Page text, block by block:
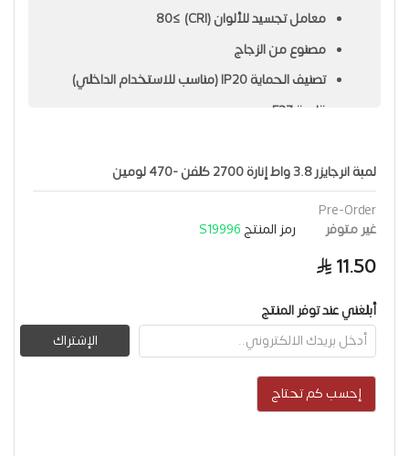
معامل تجسيد للألوان (CRI) ≥80
مصنوع من الزجاج
تصنيف الحماية IP20 (مناسب للاستخدام الداخلي)
قاعدة E27
الجهد: 220–240 فولت
الضمان: 3 سنوات
الماركة: Energizer
الاستخدامات المثالية:
لمبة انرجايزر 3.8 واط إنارة 2700 كلفن -470 لومين
Pre-Order
غير متوفر
رمز المنتج S19996
11.50
أبلغني عند توفر المنتج
الإشتراك
إحسب كم تحتاج